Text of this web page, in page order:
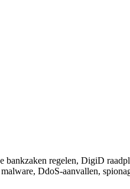
regelen, DigiD
DdoS-aanvallen,